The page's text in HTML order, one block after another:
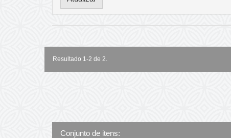
Resultado 1-2 de 2.
Conjunto de itens: